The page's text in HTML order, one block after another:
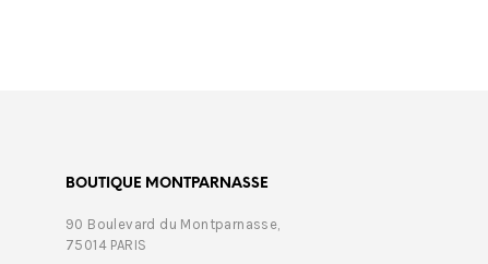
BOUTIQUE MONTPARNASSE
90 Boulevard du Montparnasse,
75014 PARIS